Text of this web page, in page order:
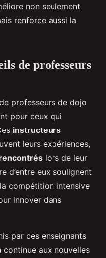
non seulement
renforce aussi la
de professeurs
de professeurs de dojo
pour ceux qui
instructeurs
leurs expériences,
lors de leur
d’entre eux soulignent
compétition intensive
innover dans
par ces enseignants
continue aux nouvelles